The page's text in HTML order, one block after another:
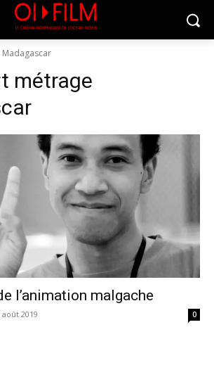
métrage
l’animation malgache
août 2019 0